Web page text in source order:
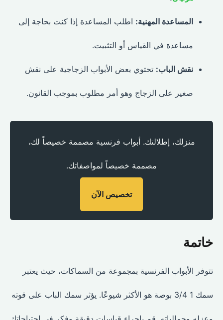
المساعدة المهنية:اطلب المساعدة إذا كنت بحاجة إلى
مساعدة في القياس أو التثبيت.
نقش الباب:تحتوي بعض الأبواب الزجاجية على نقش
صغير على الزجاج وهو أمر مطلوب بموجب القانون.
منزلك، إطلالتك. أبواب فرنسية مصممة خصيصاً لك،
مصممة خصيصاً لمواصفاتك.
تخصيص الآن
خاتمة
تتوفر الأبواب الفرنسية بمجموعة من السماكات، حيث يعتبر
سمك 1 3/4 بوصة هو الأكثر شيوعًا. يؤثر سمك الباب على قوته